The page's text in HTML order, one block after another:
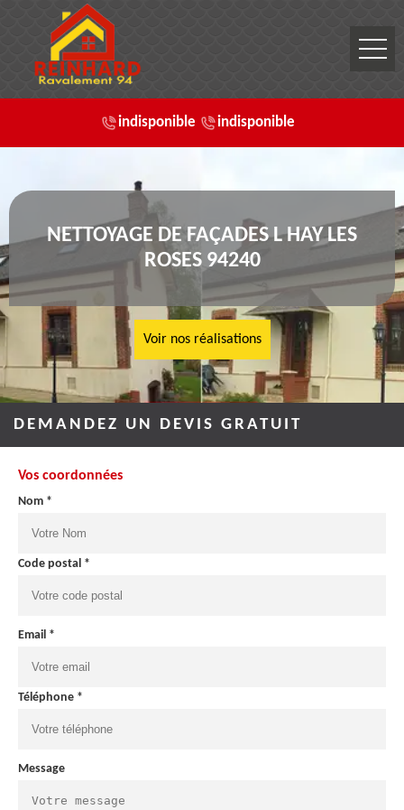
indisponible indisponible
NETTOYAGE DE FAÇADES L HAY LES
ROSES 94240
Voir nos réalisations
DEMANDEZ UN DEVIS GRATUIT
Vos coordonnées
Nom *
Code postal *
Email *
Téléphone *
Message